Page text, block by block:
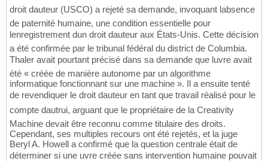
droit dauteur (USCO) a rejeté sa demande, invoquant labsence
de paternité humaine, une condition essentielle pour
lenregistrement dun droit dauteur aux États-Unis. Cette décision
a été confirmée par le tribunal fédéral du district de Columbia.
Thaler avait pourtant précisé dans sa demande que luvre avait
été « créée de manière autonome par un algorithme
informatique fonctionnant sur une machine ». Il a ensuite tenté
de revendiquer le droit dauteur en tant que travail réalisé pour le
compte dautrui, arguant que le propriétaire de la Creativity
Machine devait être reconnu comme titulaire des droits.
Cependant, ses multiples recours ont été rejetés, et la juge
Beryl A. Howell a confirmé que la question centrale était de
déterminer si une uvre créée sans intervention humaine pouvait